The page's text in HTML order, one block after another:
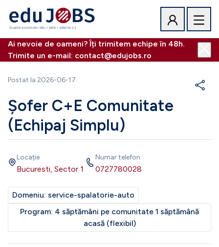
Ai nevoie de oameni? Îți trimitem echipe în 48h.
Trimite un e-mail: contact@edujobs.ro
Postat la 2026-06-17
Șofer C+E Comunitate
(Echipaj Simplu)
Locație
Bucuresti, Sector 1
Numar telefon
0727780028
Domeniu: service-spalatorie-auto
Program: 4 săptămâni pe comunitate 1 săptămână
acasă (flexibil)